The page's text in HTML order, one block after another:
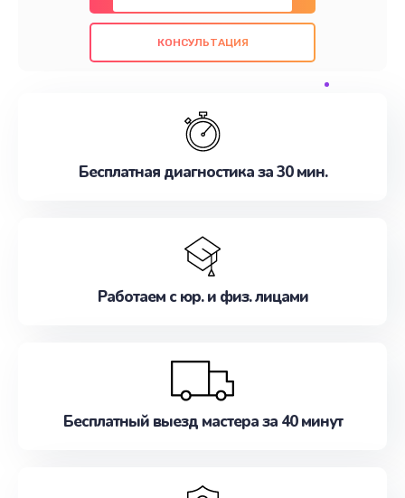
также гарантируем качество всех
проведенных работ. Наша цель - предоставить
наилучшим образом. Не медлите записаться на
КОНСУЛЬТАЦИЯ
Бесплатная диагностика за 30 мин.
Работаем с юр. и физ. лицами
Бесплатный выезд мастера за 40 минут